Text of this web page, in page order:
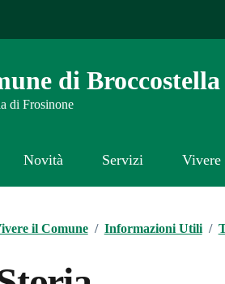
di Broccostella
di Frosinone
Novità Servizi Vivere
il Comune / Informazioni Utili /